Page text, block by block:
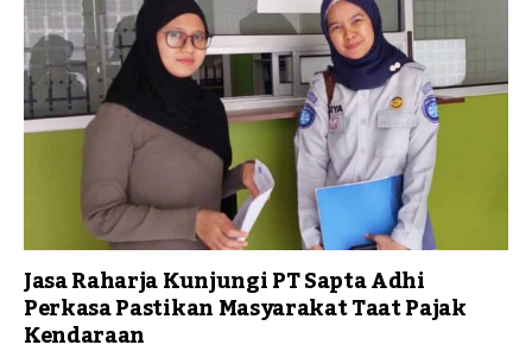
Jasa Raharja Kunjungi PT Sapta Adhi
Perkasa Pastikan Masyarakat Taat Pajak
Kendaraan